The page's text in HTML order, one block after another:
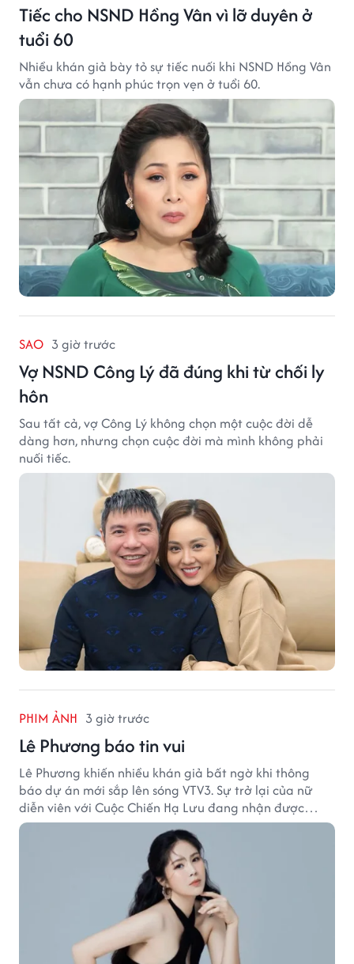
Tiếc cho NSND Hồng Vân vì lỡ duyên ở
tuổi 60
Nhiều khán giả bày tỏ sự tiếc nuối khi NSND Hồng Vân
vẫn chưa có hạnh phúc trọn vẹn ở tuổi 60.
SAO 3 giờ trước
Vợ NSND Công Lý đã đúng khi từ chối ly
hôn
Sau tất cả, vợ Công Lý không chọn một cuộc đời dễ
dàng hơn, nhưng chọn cuộc đời mà mình không phải
nuối tiếc.
PHIM ẢNH 3 giờ trước
Lê Phương báo tin vui
Lê Phương khiến nhiều khán giả bất ngờ khi thông
báo dự án mới sắp lên sóng VTV3. Sự trở lại của nữ
diễn viên với Cuộc Chiến Hạ Lưu đang nhận được
nhiều sự quan tâm.